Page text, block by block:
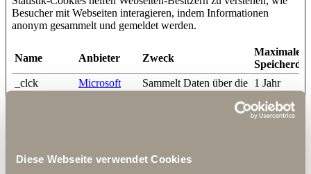
Diese Webseite verwendet Cookies
Besucher mit Webseiten interagieren, indem Informationen
anonym gesammelt und gemeldet werden.
Name Anbieter Zweck
Maximale
_clck
Microsoft
Sammelt Daten über die
Verhalten des Benutzers
Heatmaps für den
1 Jahr